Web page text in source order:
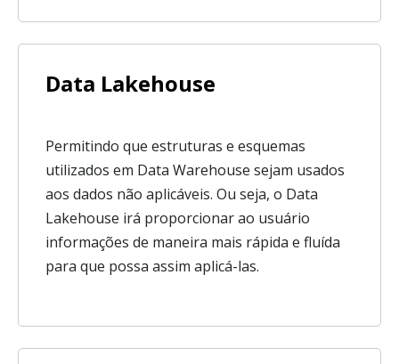
Data Lakehouse
Permitindo que estruturas e esquemas
utilizados em Data Warehouse sejam usados
aos dados não aplicáveis. Ou seja, o Data
Lakehouse irá proporcionar ao usuário
informações de maneira mais rápida e fluída
para que possa assim aplicá-las.